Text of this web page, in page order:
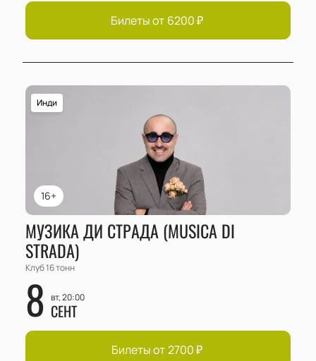
Билеты от 6200₽
16+
Инди
МУЗИКА ДИ СТРАДА (MUSICA DI
STRADA)
Клуб 16 тонн
8 вт, 20:00
СЕНТ
Билеты от 2700₽